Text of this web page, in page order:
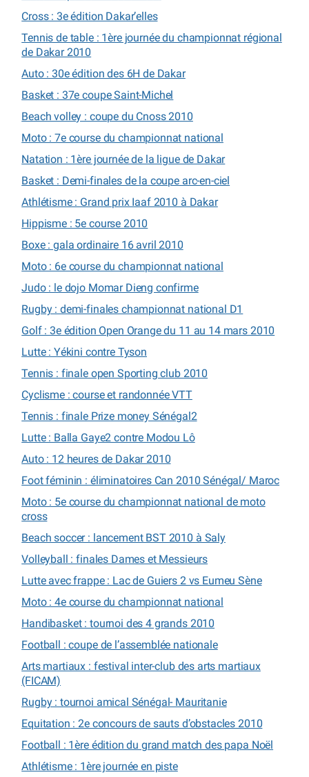
Cross : 3e édition Dakar’elles
Tennis de table : 1ère journée du championnat régional
de Dakar 2010
Auto : 30e édition des 6H de Dakar
Basket : 37e coupe Saint-Michel
Beach volley : coupe du Cnoss 2010
Moto : 7e course du championnat national
Natation : 1ère journée de la ligue de Dakar
Basket : Demi-finales de la coupe arc-en-ciel
Athlétisme : Grand prix Iaaf 2010 à Dakar
Hippisme : 5e course 2010
Boxe : gala ordinaire 16 avril 2010
Moto : 6e course du championnat national
Judo : le dojo Momar Dieng confirme
Rugby : demi-finales championnat national D1
Golf : 3e édition Open Orange du 11 au 14 mars 2010
Lutte : Yékini contre Tyson
Tennis : finale open Sporting club 2010
Cyclisme : course et randonnée VTT
Tennis : finale Prize money Sénégal2
Lutte : Balla Gaye2 contre Modou Lô
Auto : 12 heures de Dakar 2010
Foot féminin : éliminatoires Can 2010 Sénégal/ Maroc
Moto : 5e course du championnat national de moto
cross
Beach soccer : lancement BST 2010 à Saly
Volleyball : finales Dames et Messieurs
Lutte avec frappe : Lac de Guiers 2 vs Eumeu Sène
Moto : 4e course du championnat national
Handibasket : tournoi des 4 grands 2010
Football : coupe de l’assemblée nationale
Arts martiaux : festival inter-club des arts martiaux
(FICAM)
Rugby : tournoi amical Sénégal- Mauritanie
Equitation : 2e concours de sauts d’obstacles 2010
Football : 1ère édition du grand match des papa Noël
Athlétisme : 1ère journée en piste